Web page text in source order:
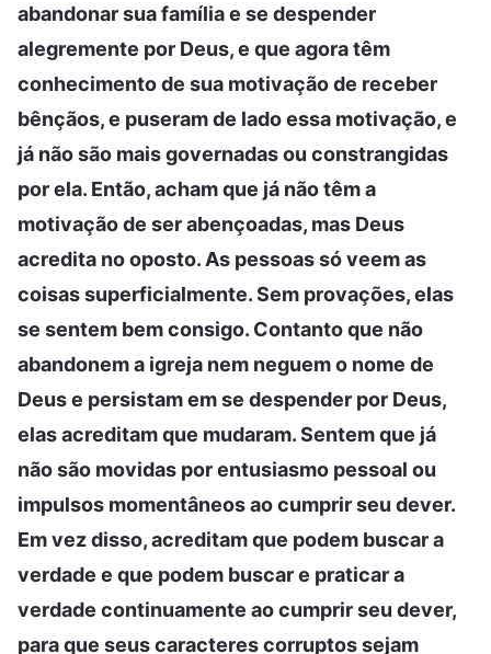
abandonar sua família e se despender
alegremente por Deus, e que agora têm
conhecimento de sua motivação de receber
bênçãos, e puseram de lado essa motivação, e
já não são mais governadas ou constrangidas
por ela. Então, acham que já não têm a
motivação de ser abençoadas, mas Deus
acredita no oposto. As pessoas só veem as
coisas superficialmente. Sem provações, elas
se sentem bem consigo. Contanto que não
abandonem a igreja nem neguem o nome de
Deus e persistam em se despender por Deus,
elas acreditam que mudaram. Sentem que já
não são movidas por entusiasmo pessoal ou
impulsos momentâneos ao cumprir seu dever.
Em vez disso, acreditam que podem buscar a
verdade e que podem buscar e praticar a
verdade continuamente ao cumprir seu dever,
para que seus caracteres corruptos sejam